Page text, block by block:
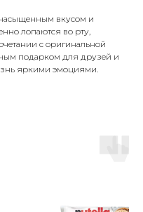
вкусом и
лопаются во рту,
с оригинальной
подарком для друзей и
яркими эмоциями.